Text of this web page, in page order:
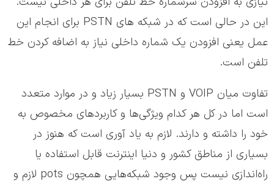
این در حالی است که در شبکه های PSTN برای انجام این
عمل یعنی افزودن یک شماره داخلی نیاز به اضافه کردن خط
تلفن است.
تفاوت میان VOIP و PSTN بسیار زیاد و در موارد متعدد
است اما در کل هر کدام ویژگی‌ها و کاربردهای مخصوص به
خود را داشته و دارند. لازم به یاد آوری است که هنوز در
بسیاری از مناطق کشور و دنیا اینترنت قابل استفاده یا
راه‌اندازی نیست پس وجود شبکه‌هایی همچون pots لازم و